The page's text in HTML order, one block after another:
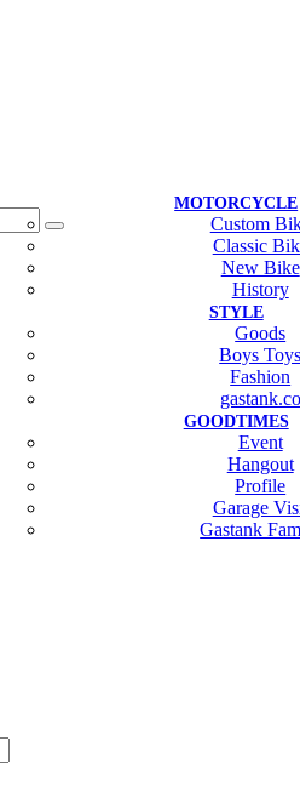
MOTORCYCLE
Custom
Classic
New Bike
History
STYLE
Goods
Boys
Fashion
gastank.co
GOODTIMES
Event
Hangout
Profile
Garage
Gastank